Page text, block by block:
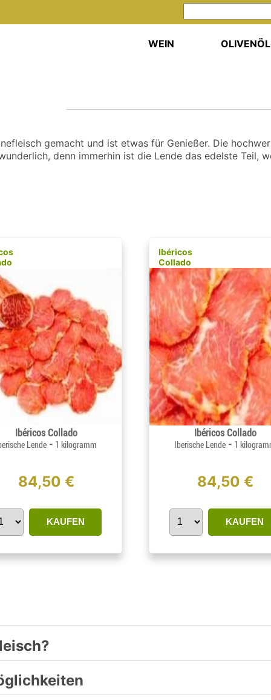
gemacht und ist etwas für Genießer. Die
denn immerhin ist die Lende das edelste Teil,
Ibéricos Collado
Lende - 1 kilogramm
84,50 €
KAUFEN
Ibéricos
Collado
Ibéricos Collado
Iberische Lende - 1
84,50 €
KAUFEN
WEIN OLIVENÖL